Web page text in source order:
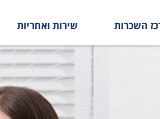
השכרות שירות ואחריות